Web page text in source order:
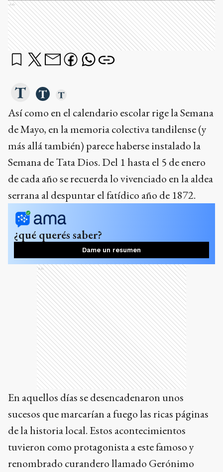
Ads
Así como en el calendario escolar rige la Semana
de Mayo, en la memoria colectiva tandilense (y
más allá también) parece haberse instalado la
Semana de Tata Dios. Del 1 hasta el 5 de enero
de cada año se recuerda lo vivenciado en la aldea
serrana al despuntar el fatídico año de 1872.
¿qué querés saber?
Dame un resumen
Ads
En aquellos días se desencadenaron unos
sucesos que marcarían a fuego las ricas páginas
de la historia local. Estos acontecimientos
tuvieron como protagonista a este famoso y
renombrado curandero llamado Gerónimo